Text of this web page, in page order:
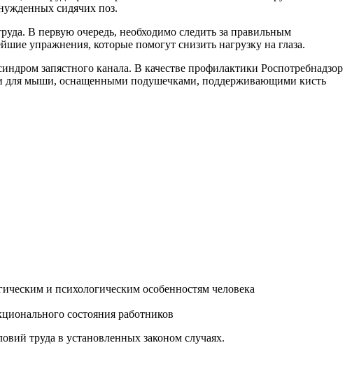
сидячих поз.
В первую очередь, необходимо следить за правильным
упражнения, которые помогут снизить нагрузку на глаза.
запястного канала. В качестве профилактики Роспотребнадзор
для мыши, оснащенными подушечками, поддерживающими кисть
и психологическим особенностям человека
состояния работников
труда в установленных законом случаях.